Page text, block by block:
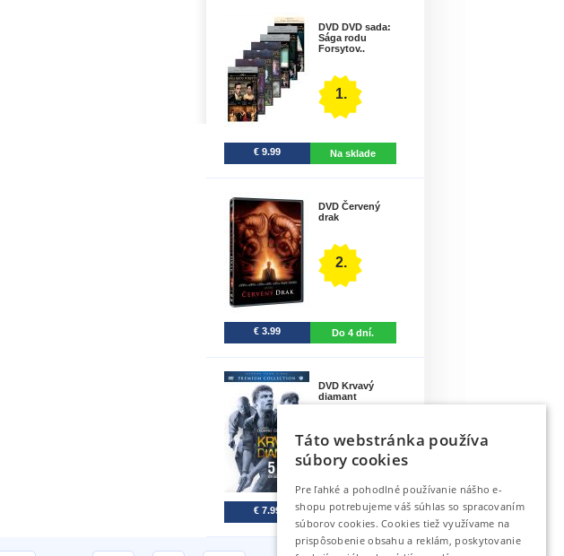
DVD DVD sada:
Sága rodu
Forsytov..
1.
€ 9.99 Na sklade
DVD Červený
drak
2.
€ 3.99 Do 4 dní.
DVD Krvavý
diamant
3.
€ 7.99 Na sklade
Táto webstránka používa
súbory cookies
Pre ľahké a pohodlné používanie nášho e-
shopu potrebujeme váš súhlas so spracovaním
súborov cookies. Cookies tiež využívame na
prispôsobenie obsahu a reklám, poskytovanie